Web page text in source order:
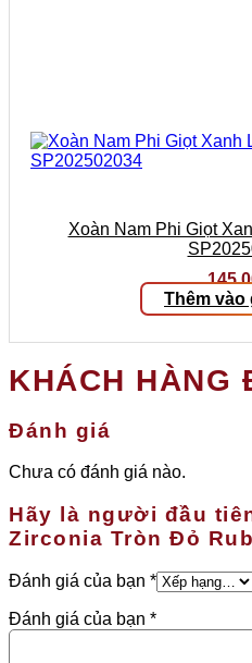
Xoàn Nam Phi Giọt
Thêm vào
KHÁCH HÀNG
Đánh giá
Chưa có đánh giá nào.
Hãy là người đầu
Zirconia Tròn Đỏ
Đánh giá của bạn *
Đánh giá của bạn *